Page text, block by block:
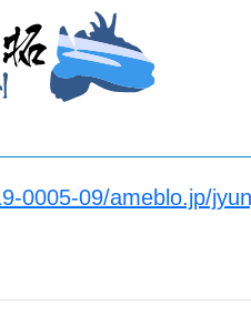
0005-09/ameblo.jp/